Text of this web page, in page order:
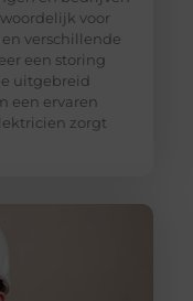
voor
verschillende
een storing
uitgebreid
een ervaren
zorgt